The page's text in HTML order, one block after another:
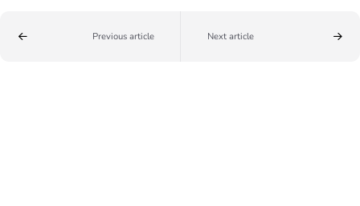
Previous article Next article